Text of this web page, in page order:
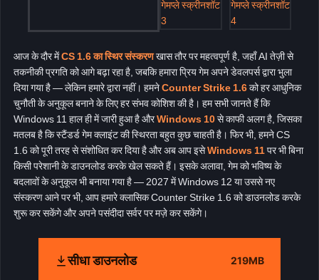
आज के दौर मेंCS 1.6 का स्थिर संस्करणखास तौर पर महत्वपूर्ण है, जहाँ AI तेज़ी से
तकनीकी प्रगति को आगे बढ़ा रहा है, जबकि हमारा प्रिय गेम अपने डेवलपर्स द्वारा भुला
दिया गया है — लेकिन हमारे द्वारा नहीं। हमनेCounter Strike 1.6को हर आधुनिक
चुनौती के अनुकूल बनाने के लिए हर संभव कोशिश की है। हम सभी जानते हैं कि
Windows 11 हाल ही में जारी हुआ है औरWindows 10से काफी अलग है, जिसका
मतलब है कि स्टैंडर्ड गेम क्लाइंट की स्थिरता बहुत कुछ चाहती है। फिर भी, हमने CS
1.6 को पूरी तरह से संशोधित कर दिया है और अब आप इसेWindows 11पर भी बिना
किसी परेशानी के डाउनलोड करके खेल सकते हैं। इसके अलावा, गेम को भविष्य के
बदलावों के अनुकूल भी बनाया गया है — 2027 में Windows 12 या उससे नए
संस्करण आने पर भी, आप हमारे क्लासिक Counter Strike 1.6 को डाउनलोड करके
शुरू कर सकेंगे और अपने पसंदीदा सर्वर पर मज़े कर सकेंगे।
सीधा डाउनलोड 219MB